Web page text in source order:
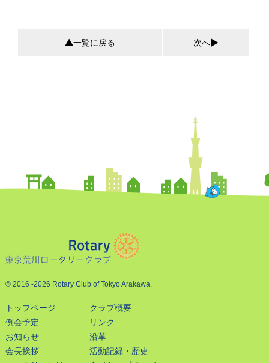
一覧に戻る 次へ
© 2016 -2026 Rotary Club of Tokyo Arakawa.
トップページ
例会予定
お知らせ
会長挨拶
クラブ概要
リンク
沿革
活動記録・歴史